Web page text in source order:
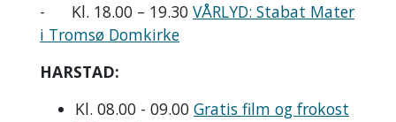
- Kl. 18.00 – 19.30 VÅRLYD: Stabat Mater
i Tromsø Domkirke
HARSTAD:
Kl. 08.00 - 09.00 Gratis film og frokost